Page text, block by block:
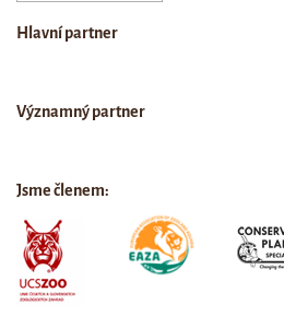
Hlavní partner
Významný partner
Jsme členem: